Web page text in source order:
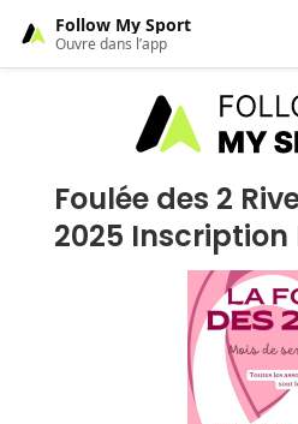
Foulée des 2
2025 Inscription
Follow My Sport
Ouvre dans l’app